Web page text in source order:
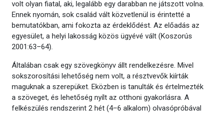
volt olyan fiatal, aki, legalább egy darabban ne játszott volna.
Ennek nyomán, sok család vált közvetlenül is érintetté a
bemutatókban, ami fokozta az érdeklődést. Az előadás az
egyesület, a helyi lakosság közös ügyévé vált (Koszorús
2001:63–64).
Általában csak egy szövegkönyv állt rendelkezésre. Mivel
sokszorosítási lehetőség nem volt, a résztvevők kiírták
maguknak a szerepüket. Eközben is tanulták és értelmezték
a szöveget, és lehetőség nyílt az otthoni gyakorlásra. A
felkészülés rendszerint 2 hét (4–6 alkalom) olvasópróbával